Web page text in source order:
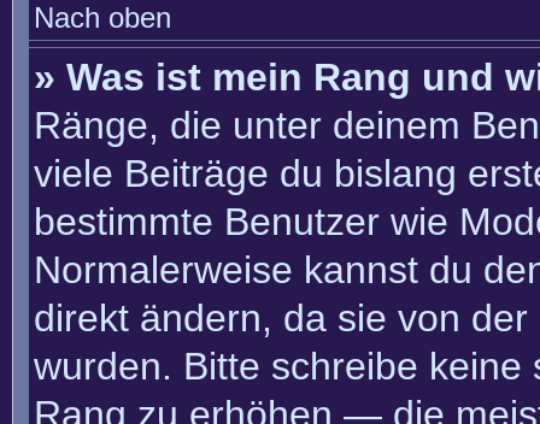
Nach oben
» Was ist mein Rang und
Ränge, die unter deinem
viele Beiträge du bislang
bestimmte Benutzer wie
Normalerweise kannst du
direkt ändern, da sie von
wurden. Bitte schreibe
Rang zu erhöhen — die